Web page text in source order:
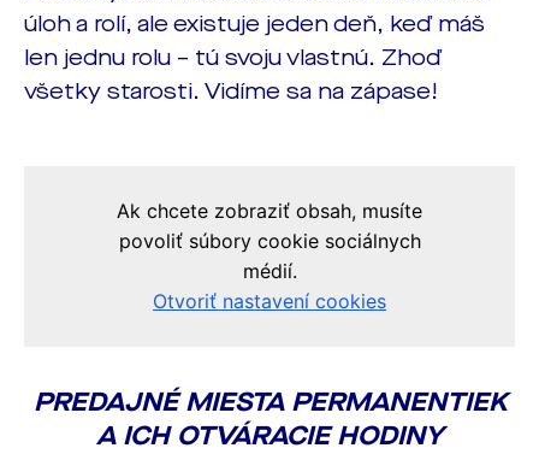
úloh a rolí, ale existuje jeden deň, keď máš
len jednu rolu – tú svoju vlastnú. Zhoď
všetky starosti. Vidíme sa na zápase!
PREDAJNÉ MIESTA PERMANENTIEK
A ICH OTVÁRACIE HODINY